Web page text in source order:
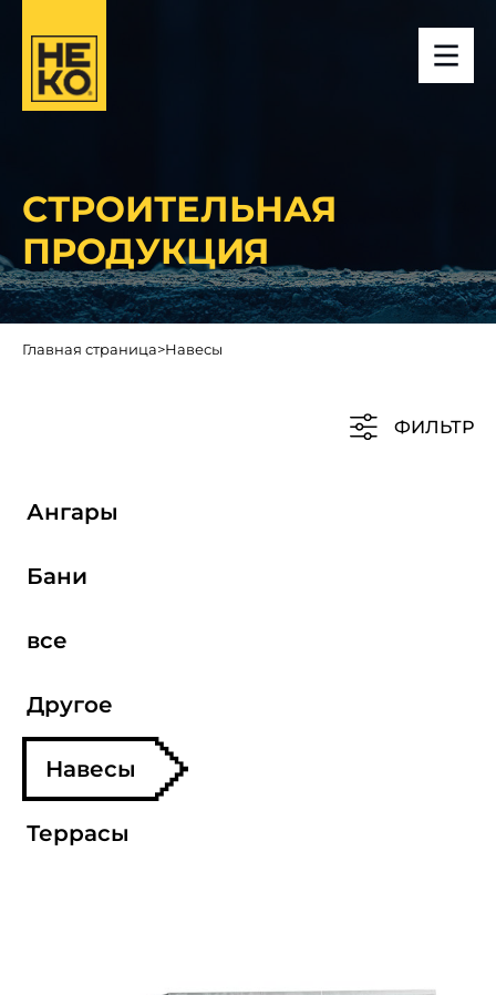
СТРОИТЕЛЬНАЯ
ПРОДУКЦИЯ
Главная страница>Навесы
ФИЛЬТР
Ангары
Бани
все
Другое
Навесы
Террасы